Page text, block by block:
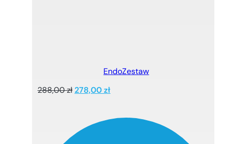
EndoZestaw
288,00złPierwotna
288,00 zł.
278,00złAktualna
278,00 zł.